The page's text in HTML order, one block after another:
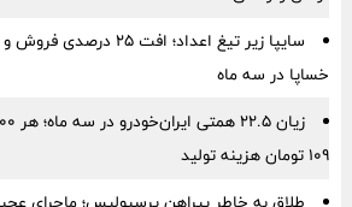
خساپا در سه ماه
۱۰۹ تومان هزینه تولید